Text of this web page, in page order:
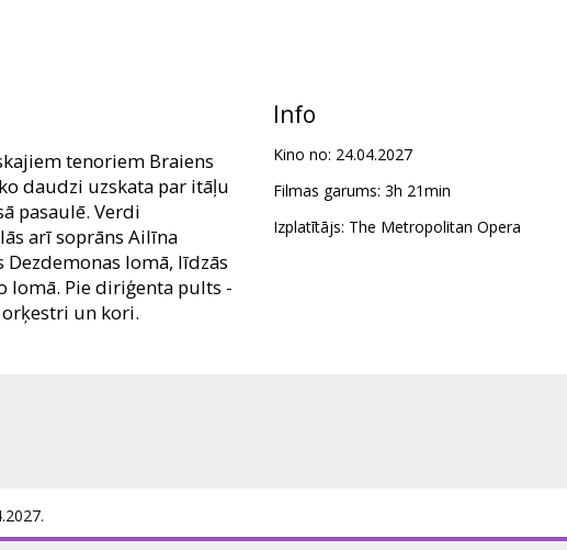
tenoriem Braiens
daudzi uzskata par itāļu
pasaulē. Verdi
arī soprāns Ailīna
lomā, līdzās
lomā. Pie diriģenta pults -
un kori.
Info
Kino no: 24.04.2027
Filmas garums: 3h 21min
Izplatītājs: The Metropolitan Opera